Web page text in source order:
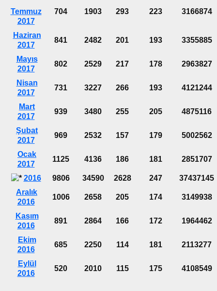
Temmuz
2017
704 1903 293 223 3166874
Haziran
2017
841 2482 201 193 3355885
Mayıs
2017
802 2529 217 178 2963827
Nisan
2017
731 3227 266 193 4121244
Mart
2017
939 3480 255 205 4875116
Şubat
2017
969 2532 157 179 5002562
Ocak
2017
1125 4136 186 181 2851707
2016 9806 34590 2628 247
37437145
Aralık
2016
1006 2658 205 174 3149938
Kasım
2016
891 2864 166 172 1964462
Ekim
2016
685 2250 114 181 2113277
Eylül
2016
520 2010 115 175 4108549